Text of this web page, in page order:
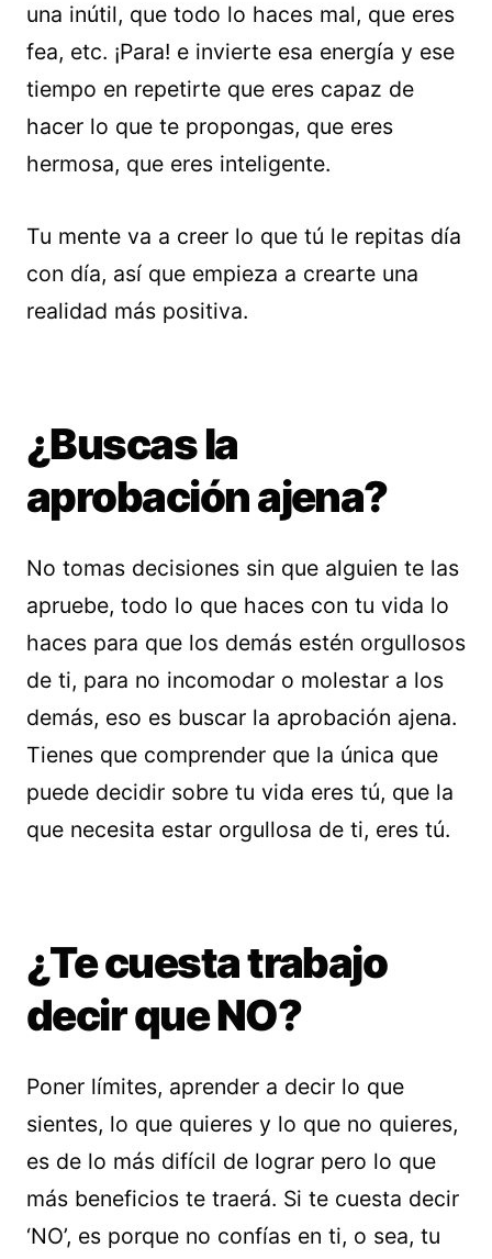
una inútil, que todo lo haces mal, que eres
fea, etc. ¡Para! e invierte esa energía y ese
tiempo en repetirte que eres capaz de
hacer lo que te propongas, que eres
hermosa, que eres inteligente.
Tu mente va a creer lo que tú le repitas día
con día, así que empieza a crearte una
realidad más positiva.
¿Buscas la
aprobación ajena?
No tomas decisiones sin que alguien te las
apruebe, todo lo que haces con tu vida lo
haces para que los demás estén orgullosos
de ti, para no incomodar o molestar a los
demás, eso es buscar la aprobación ajena.
Tienes que comprender que la única que
puede decidir sobre tu vida eres tú, que la
que necesita estar orgullosa de ti, eres tú.
¿Te cuesta trabajo
decir que NO?
Poner límites, aprender a decir lo que
sientes, lo que quieres y lo que no quieres,
es de lo más difícil de lograr pero lo que
más beneficios te traerá. Si te cuesta decir
‘NO’, es porque no confías en ti, o sea, tu